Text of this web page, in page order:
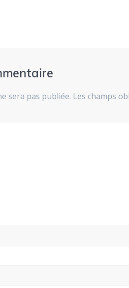
sera pas publiée. Les champs